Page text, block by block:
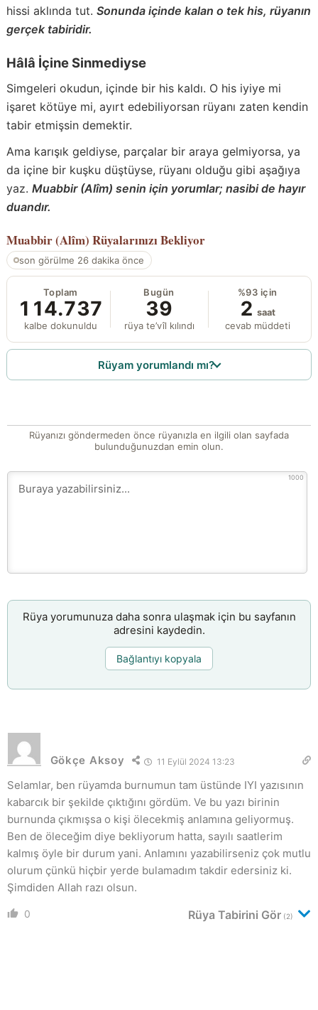
hissi aklında tut. Sonunda içinde kalan o tek his, rüyanın
gerçek tabiridir.
Hâlâ İçine Sinmediyse
Simgeleri okudun, içinde bir his kaldı. O his iyiye mi
işaret kötüye mi, ayırt edebiliyorsan rüyanı zaten kendin
tabir etmişsin demektir.
Ama karışık geldiyse, parçalar bir araya gelmiyorsa, ya
da içine bir kuşku düştüyse, rüyanı olduğu gibi aşağıya
yaz. Muabbir (Alîm) senin için yorumlar; nasibi de hayır
duandır.
Muabbir (Alîm) Rüyalarınızı Bekliyor
son görülme 26 dakika önce
Toplam
114.737
kalbe dokunuldu
Bugün
39
rüya te’vîl kılındı
%93 için
2 saat
cevab müddeti
Rüyam yorumlandı mı?
Rüyanızı göndermeden önce rüyanızla en ilgili olan sayfada
bulunduğunuzdan emin olun.
1000
Rüya yorumunuza daha sonra ulaşmak için bu sayfanın
adresini kaydedin.
Bağlantıyı kopyala
Gökçe Aksoy 11 Eylül 2024 13:23
Selamlar, ben rüyamda burnumun tam üstünde IYI yazısının
kabarcık bir şekilde çıktığını gördüm. Ve bu yazı birinin
burnunda çıkmışsa o kişi ölecekmiş anlamına geliyormuş.
Ben de öleceğim diye bekliyorum hatta, sayılı saatlerim
kalmış öyle bir durum yani. Anlamını yazabilirseniz çok mutlu
olurum çünkü hiçbir yerde bulamadım takdir edersiniz ki.
Şimdiden Allah razı olsun.
0 Rüya Tabirini Gör (2)